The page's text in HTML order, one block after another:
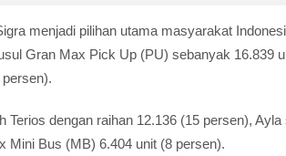
menjadi pilihan utama masyarakat
Gran Max Pick Up (PU) sebanyak 16.839
Terios dengan raihan 12.136 (15 persen),
Mini Bus (MB) 6.404 unit (8 persen).